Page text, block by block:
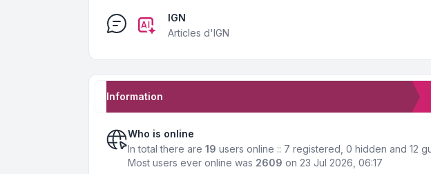
IGN
Articles d'IGN
Information
Who is online
In total there are 19 users online :: 7 registered, 0 hidden and 12
Most users ever online was 2609 on 23 Jul 2026, 06:17